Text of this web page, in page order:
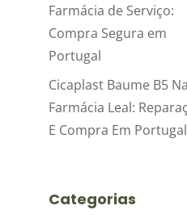
Farmácia de Serviço:
Compra Segura em
Portugal
Cicaplast Baume B5 Na
Farmácia Leal:
E Compra Em Portugal
Categorias